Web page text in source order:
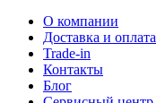
О компании
Доставка и оплата
Trade-in
Контакты
Блог